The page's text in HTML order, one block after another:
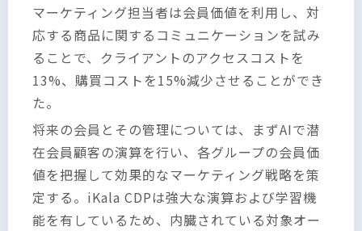
マーケティング担当者は会員価値を利用し、対
応する商品に関するコミュニケーションを試み
ることで、クライアントのアクセスコストを
13%、購買コストを15%減少させることができ
た。
将来の会員とその管理については、まずAIで潜
在会員顧客の演算を行い、各グループの会員価
値を把握して効果的なマーケティング戦略を策
定する。iKala CDPは強大な演算および学習機
能を有しているため、内臓されている対象オー